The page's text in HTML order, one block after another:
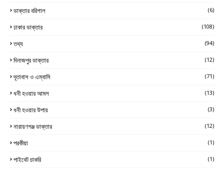
ডাক্তার বরিশাল (6)
ঢাকার ডাক্তার (108)
তথ্য (94)
দিনাজপুর ডাক্তার (12)
দূতাবাস ও এম্বাসি (71)
ধনী হওয়ার আমল (13)
ধনী হওয়ার উপায় (3)
নারায়ণগঞ্জ ডাক্তার (12)
পরকীয়া (1)
পাইবেট চাকরি (1)